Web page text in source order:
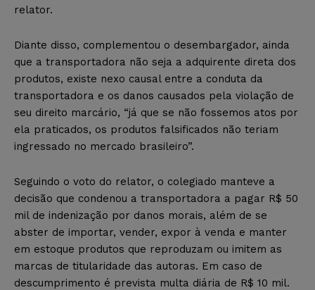
relator.
Diante disso, complementou o desembargador, ainda
que a transportadora não seja a adquirente direta dos
produtos, existe nexo causal entre a conduta da
transportadora e os danos causados pela violação de
seu direito marcário, “já que se não fossemos atos por
ela praticados, os produtos falsificados não teriam
ingressado no mercado brasileiro”.
Seguindo o voto do relator, o colegiado manteve a
decisão que condenou a transportadora a pagar R$ 50
mil de indenização por danos morais, além de se
abster de importar, vender, expor à venda e manter
em estoque produtos que reproduzam ou imitem as
marcas de titularidade das autoras. Em caso de
descumprimento é prevista multa diária de R$ 10 mil.